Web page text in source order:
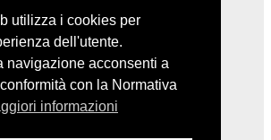
utilizza i cookies per
dell'utente.
navigazione acconsenti a
con la Normativa
informazioni